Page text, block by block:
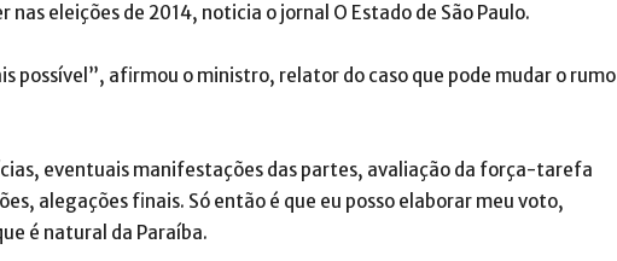
nas eleições de 2014, noticia o jornal O Estado de São Paulo.
possível”, afirmou o ministro, relator do caso que pode mudar o rumo
eventuais manifestações das partes, avaliação da força-tarefa
alegações finais. Só então é que eu posso elaborar meu voto,
é natural da Paraíba.